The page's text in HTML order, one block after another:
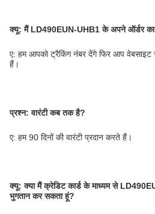
क्यू: मैं LD490EUN-UHB1 के अपने ऑर्डर का
ए: हम आपको ट्रैकिंग नंबर देंगे फिर आप
हैं।
प्रश्न: वारंटी कब तक है?
ए: हम 90 दिनों की वारंटी प्रदान करते हैं।
क्यू: क्या मैं क्रेडिट कार्ड के माध्यम से
भुगतान कर सकता हूं?